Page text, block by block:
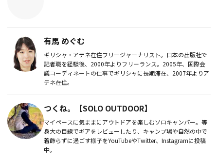
有馬 めぐむ
ギリシャ・アテネ在住フリージャーナリスト。日本の出版社で
記者職を経験後、2000年よりフリーランス。2005年、国際会
議コーディネートの仕事でギリシャに長期滞在、2007年よりア
テネ在住。
つくね。【SOLO OUTDOOR】
マイペースに気ままにアウトドアを楽しむソロキャンパー。等
身大の目線でギアをレビューしたり、キャンプ場や自然の中で
着飾らずに過ごす様子をYouTubeやTwitter、Instagramに投稿
中。